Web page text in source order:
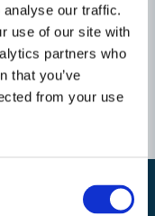
our traffic.
use of our site with
partners who
that you’ve
from your use